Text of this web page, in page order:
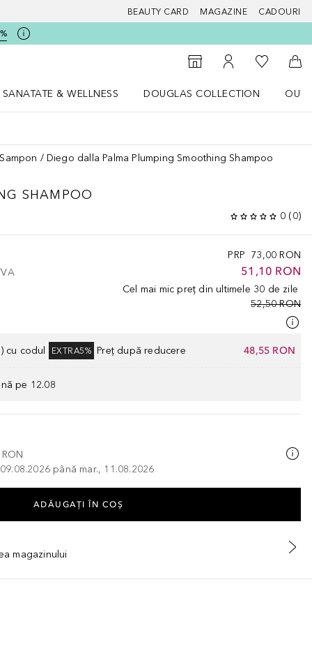
BEAUTY CARD MAGAZINE CADOURI
Către Găsire magazin
Către Contul meu
Către
SANATATE & WELLNESS
DOUGLAS COLLECTION
Sampon Diego dalla Palma Plumping Smoothing Shampoo
SHAMPOO
0 (0)
PRP 73,00 RON
51,10 RON
Cel mai mic preț din ultimele 30 de zile
52,50 RON
cu codul EXTRA5% Preț după reducere 48,55 RON
pe 12.08
până mar., 11.08.2026
ADĂUGAȚI ÎN COŞ
magazinului